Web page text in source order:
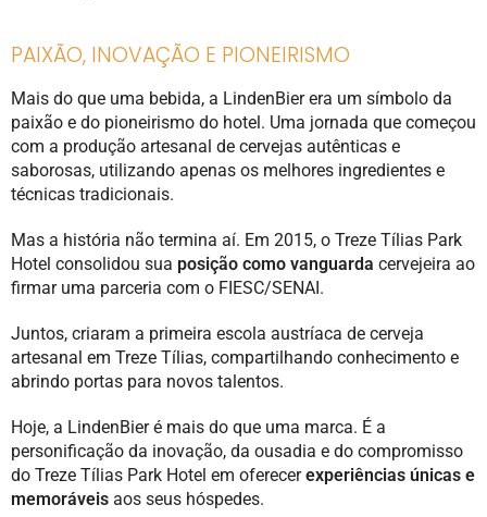
PAIXÃO, INOVAÇÃO E PIONEIRISMO
Mais do que uma bebida, a LindenBier era um símbolo da
paixão e do pioneirismo do hotel. Uma jornada que começou
com a produção artesanal de cervejas autênticas e
saborosas, utilizando apenas os melhores ingredientes e
técnicas tradicionais.
Mas a história não termina aí. Em 2015, o Treze Tílias Park
Hotel consolidou sua posição como vanguarda cervejeira ao
firmar uma parceria com o FIESC/SENAI.
Juntos, criaram a primeira escola austríaca de cerveja
artesanal em Treze Tílias, compartilhando conhecimento e
abrindo portas para novos talentos.
Hoje, a LindenBier é mais do que uma marca. É a
personificação da inovação, da ousadia e do compromisso
do Treze Tílias Park Hotel em oferecerexperiências únicas e
memoráveis aos seus hóspedes.